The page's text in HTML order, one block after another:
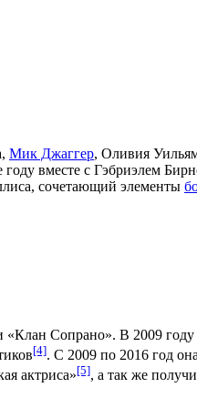
, Мик Джаггер, Оливия
вместе с Гэбриэлем
, сочетающий элементы
«Клан Сопрано». В 2009
[4]. С 2009 по 2016 год
актриса»[5], а так же